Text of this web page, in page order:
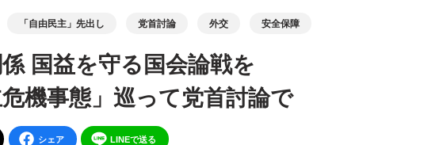
「自由民主」先出し 党首討論 外交 安全保障
係 国益を守る国会論戦を
危機事態」巡って党首討論で
シェア LINEで送る